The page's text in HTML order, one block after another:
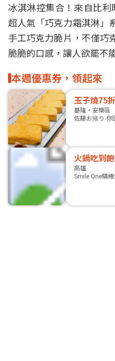
冰淇淋控集合！來自比利
超人氣「巧克力霜淇淋 」
手工巧克力脆片，不僅巧
脆脆的口感，讓人欲罷不
本週優惠券，領起來
玉子燒75折
基隆・安樂區
佐藤お帰り-你
火鍋吃到
高雄
Smile One精